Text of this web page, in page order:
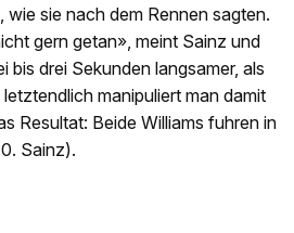
wie sie nach dem Rennen sagten.
gern getan», meint Sainz und
bis drei Sekunden langsamer, als
manipuliert man damit
Resultat: Beide Williams fuhren in
Sainz).